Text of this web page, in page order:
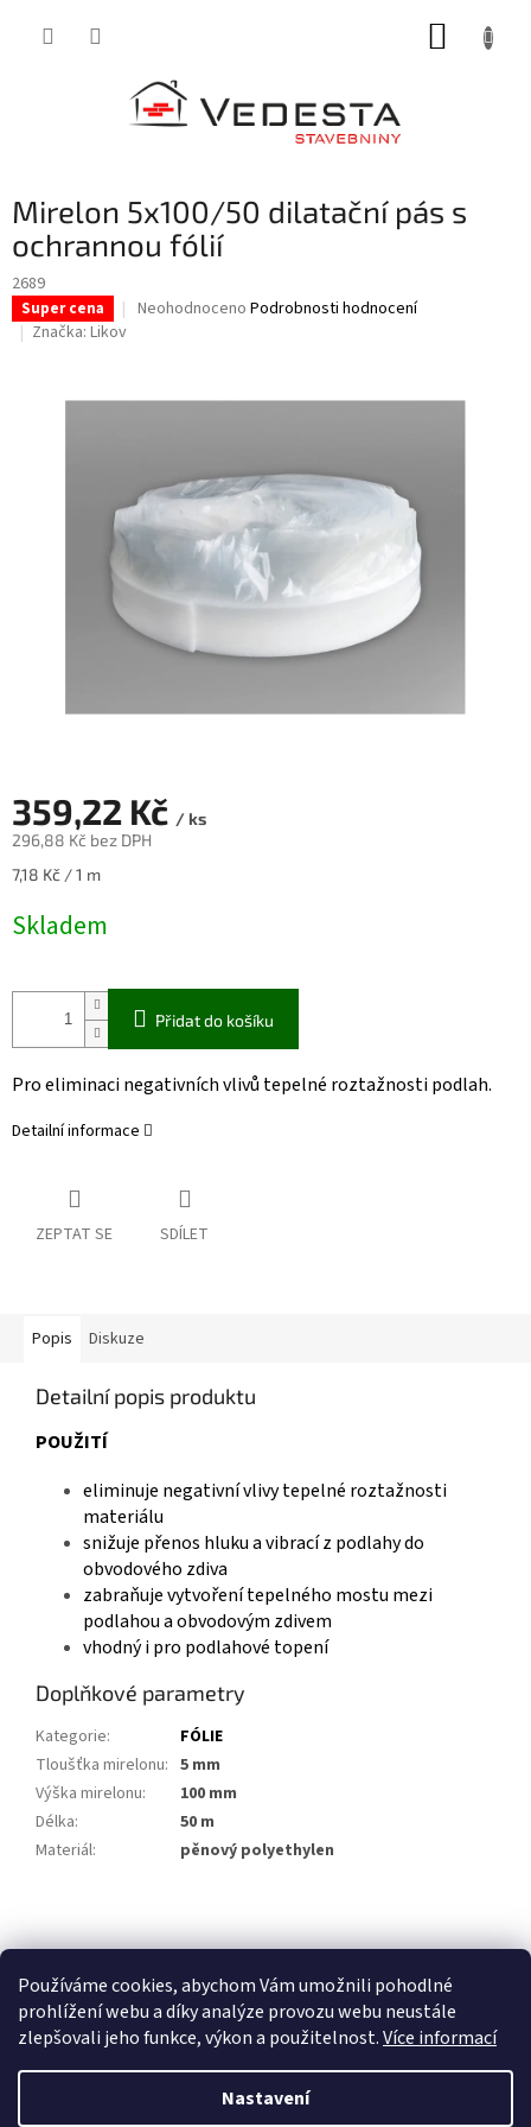
Používáme cookies, abychom Vám umožnili pohodlné
prohlížení webu a díky analýze provozu webu neustále
zlepšovali jeho funkce, výkon a použitelnost.Více informací
Nastavení
Mirelon 5x100/50 dilatační pás s
ochrannou fólií
2689
Super cena
Průměrné
0,0
Neohodnoceno Podrobnosti hodnocení
Značka: Likov
359,22 Kč / ks
296,88 Kč bez DPH
Měrná
7,18 Kč / 1 m
Skladem
Přidat do košíku
Pro eliminaci negativních vlivů tepelné roztažnosti podlah.
Detailní informace
ZEPTAT SE SDÍLET
Popis Diskuze
Detailní popis produktu
POUŽITÍ
eliminuje negativní vlivy tepelné roztažnosti
materiálu
snižuje přenos hluku a vibrací z podlahy do
obvodového zdiva
zabraňuje vytvoření tepelného mostu mezi
podlahou a obvodovým zdivem
vhodný i pro podlahové topení
Doplňkové parametry
Kategorie:
FÓLIE
Tloušťka mirelonu: 5 mm
Výška mirelonu:
100 mm
Délka:
50 m
Materiál: pěnový polyethylen
á
Vytvořil Shoptet